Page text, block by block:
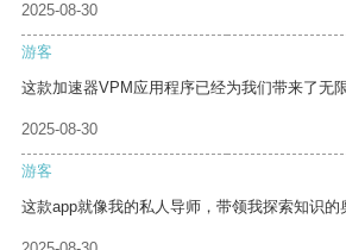
2025-08-30
游客
这款加速器VPM应用程序已经为我们带来了无
2025-08-30
游客
这款app就像我的私人导师，带领我探索知识的